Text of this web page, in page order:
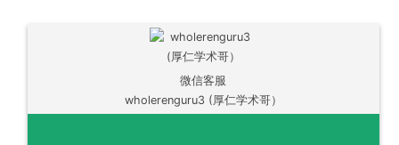
微信客服
wholerenguru3 (厚仁学术哥）